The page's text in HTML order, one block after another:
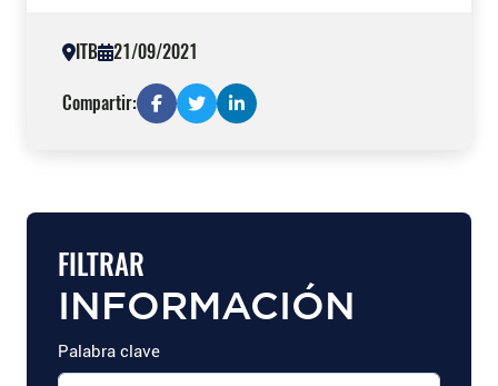
FILTRAR
INFORMACIÓN
Palabra clave
ITB 21/09/2021
Compartir: